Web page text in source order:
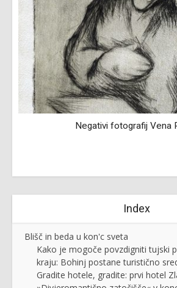
Negativi fotografij Vena
Index
Blišč in beda u kon'c sveta
Kako je mogoče povzdigniti tujski
kraju: Bohinj postane turistično
Gradite hotele, gradite: prvi hotel